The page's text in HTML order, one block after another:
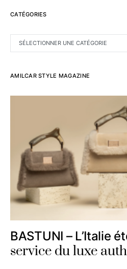
CATÉGORIES
CATÉGORIES
AMILCAR STYLE MAGAZINE
BASTUNI – L’Italie
service du luxe